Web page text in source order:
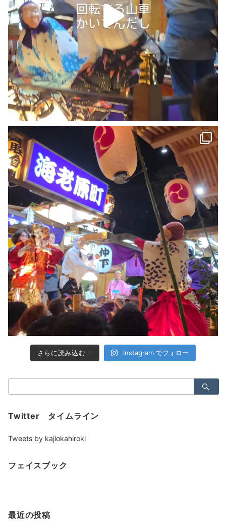
さらに読み込む... Instagram でフォロー
索：
Twitter タイムライン
Tweets by kajiokahiroki
フェイスブック
最近の投稿